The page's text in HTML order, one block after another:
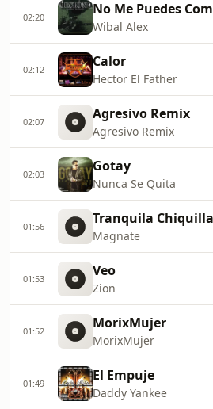
02:20 No Me Puedes
Wibal Alex
02:12 Calor
Hector El Father
02:07 Agresivo Remix
Agresivo Remix
02:03 Gotay
Nunca Se Quita
01:56 Tranquila Chiquilla
Magnate
01:53 Veo
Zion
01:52 MorixMujer
MorixMujer
01:49 El Empuje
Daddy Yankee